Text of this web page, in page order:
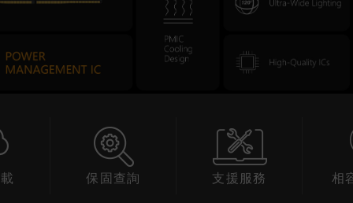
保固查詢 支援服務 相